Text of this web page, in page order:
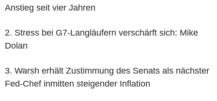
Anstieg seit vier Jahren
2. Stress bei G7-Langläufern verschärft sich: Mike
Dolan
3. Warsh erhält Zustimmung des Senats als nächster
Fed-Chef inmitten steigender Inflation